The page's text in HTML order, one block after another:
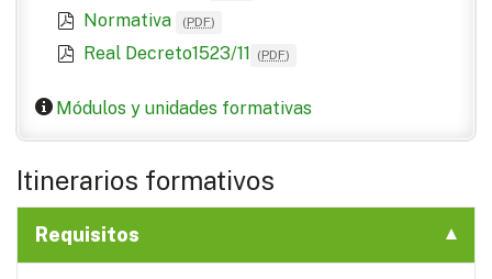
Normativa (PDF)
Real Decreto1523/11 (PDF)
Módulos y unidades formativas
Itinerarios formativos
Requisitos